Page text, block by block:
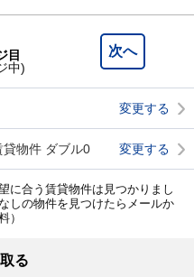
次へ
目
中)
変更する
物件 ダブル0 変更する
に合う賃貸物件は見つかりまし
しの物件を見つけたらメールか
）
る